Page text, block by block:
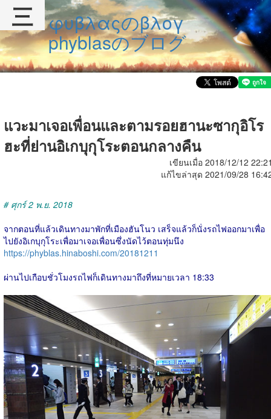
φυβλαςのβλογ
phyblasのブログ
แวะมาเจอเพื่อนและตามรอยฮานะซากุอิโร
ฮะที่ย่านอิเกบุกุโระตอนกลางคืน
เขียนเมื่อ 2018/12/12
แก้ไขล่าสุด 2021/09/28
# ศุกร์ 2 พ.ย. 2018
จากตอนที่แล้วเดินทางมาพักที่เมืองฮันโนว เสร็จแล้วก็นั่งรถไฟออกมาเพื่อ
ไปยังอิเกบุกุโระเพื่อมาเจอเพื่อนซึ่งนัดไว้ตอนทุ่มนึง
https://phyblas.hinaboshi.com/20181211
ผ่านไปเกือบชั่วโมงรถไฟก็เดินทางมาถึงที่หมายเวลา 18:33
三